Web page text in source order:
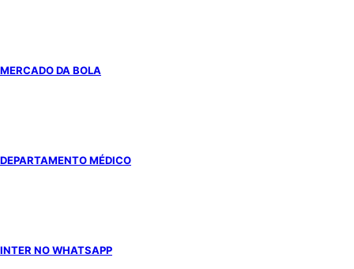
MERCADO DA BOLA
DEPARTAMENTO MÉDICO
INTER NO WHATSAPP